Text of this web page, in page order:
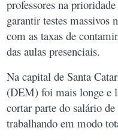
professores na
garantir testes massivos
com as taxas de
das aulas presenciais.
Na capital de Santa
(DEM) foi mais longe e
cortar parte do salário
trabalhando em modo